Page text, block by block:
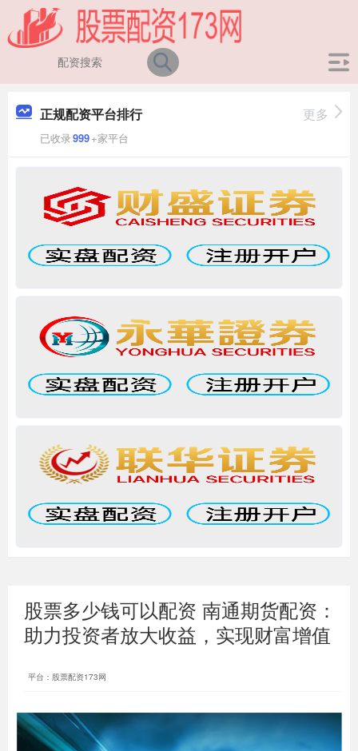
正规配资平台排行
已收录999+家平台
更多
股票多少钱可以配资 南通期货配资：
助力投资者放大收益，实现财富增值
平台：股票配资173网